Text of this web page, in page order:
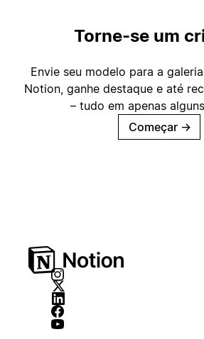
Torne-se um
Envie seu modelo para a
Notion, ganhe destaque e até
– tudo em apenas
Começar →